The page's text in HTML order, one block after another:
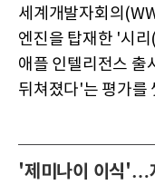
세계개발자회의
엔진을 탑재한 '시
애플 인텔리전스 출
뒤쳐졌다'는 평가를
'제미나이 이식'…